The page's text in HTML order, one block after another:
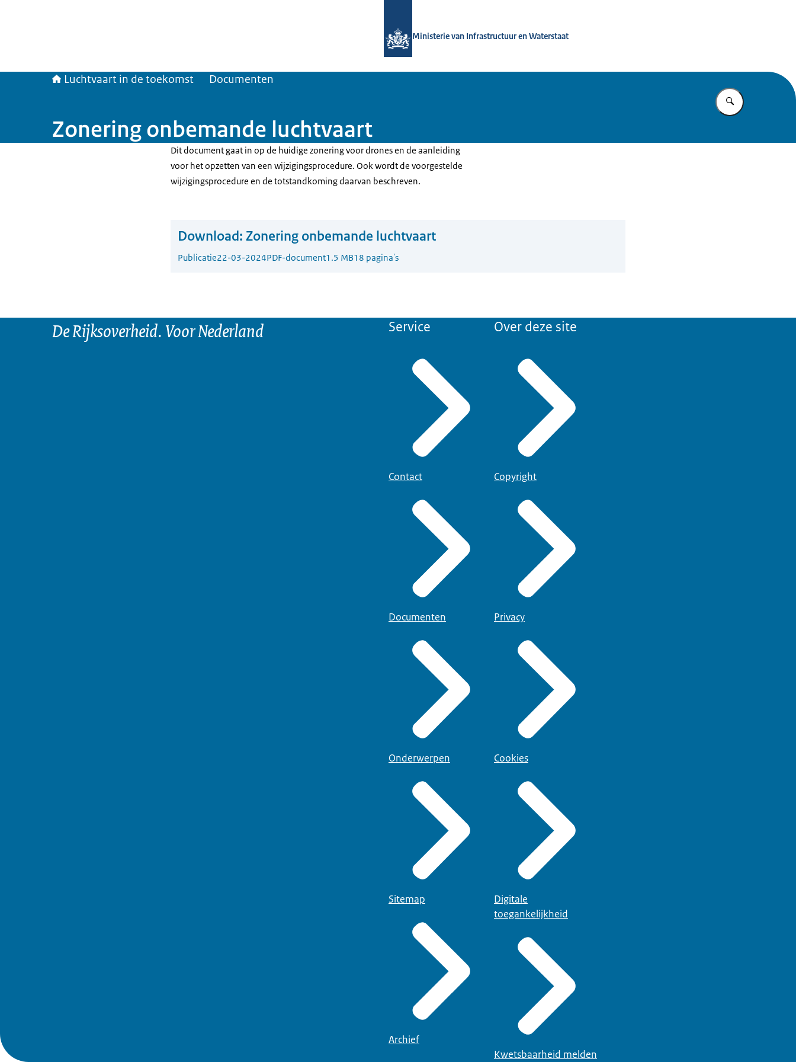
Ministerie van Infrastructuur en Waterstaat
Luchtvaart in de toekomst Documenten
Vul in wat u
Zonering onbemande luchtvaart
Dit document gaat in op de huidige zonering voor drones en de aanleiding
voor het opzetten van een wijzigingsprocedure. Ook wordt de voorgestelde
wijzigingsprocedure en de totstandkoming daarvan beschreven.
Download: Zonering onbemande luchtvaart
Publicatie22-03-2024PDF-document1.5 MB18 pagina's
De Rijksoverheid. Voor Nederland Service
Contact
Documenten
Onderwerpen
Sitemap
Archief
Over deze site
Copyright
Privacy
Cookies
Digitale
toegankelijkheid
Kwetsbaarheid melden